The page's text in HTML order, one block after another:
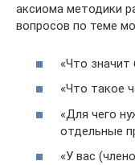
аксиома методики
вопросов по теме
«Что
«Что такое
«Для чего
отдельные
«У вас